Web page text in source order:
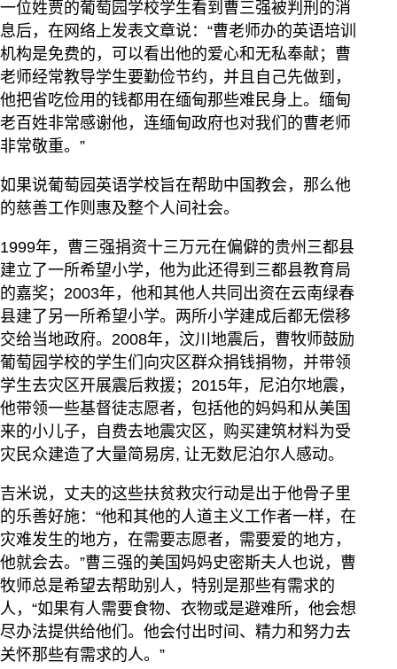
一位姓贾的葡萄园学校学生看到曹三强被判刑的消
息后，在网络上发表文章说：“曹老师办的英语培训
机构是免费的，可以看出他的爱心和无私奉献；曹
老师经常教导学生要勤俭节约，并且自己先做到，
他把省吃俭用的钱都用在缅甸那些难民身上。缅甸
老百姓非常感谢他，连缅甸政府也对我们的曹老师
非常敬重。”
如果说葡萄园英语学校旨在帮助中国教会，那么他
的慈善工作则惠及整个人间社会。
1999年，曹三强捐资十三万元在偏僻的贵州三都县
建立了一所希望小学，他为此还得到三都县教育局
的嘉奖；2003年，他和其他人共同出资在云南绿春
县建了另一所希望小学。两所小学建成后都无偿移
交给当地政府。2008年，汶川地震后，曹牧师鼓励
葡萄园学校的学生们向灾区群众捐钱捐物，并带领
学生去灾区开展震后救援；2015年，尼泊尔地震，
他带领一些基督徒志愿者，包括他的妈妈和从美国
来的小儿子，自费去地震灾区，购买建筑材料为受
灾民众建造了大量简易房, 让无数尼泊尔人感动。
吉米说，丈夫的这些扶贫救灾行动是出于他骨子里
的乐善好施：“他和其他的人道主义工作者一样，在
灾难发生的地方，在需要志愿者，需要爱的地方，
他就会去。”曹三强的美国妈妈史密斯夫人也说，曹
牧师总是希望去帮助别人，特别是那些有需求的
人，“如果有人需要食物、衣物或是避难所，他会想
尽办法提供给他们。他会付出时间、精力和努力去
关怀那些有需求的人。”